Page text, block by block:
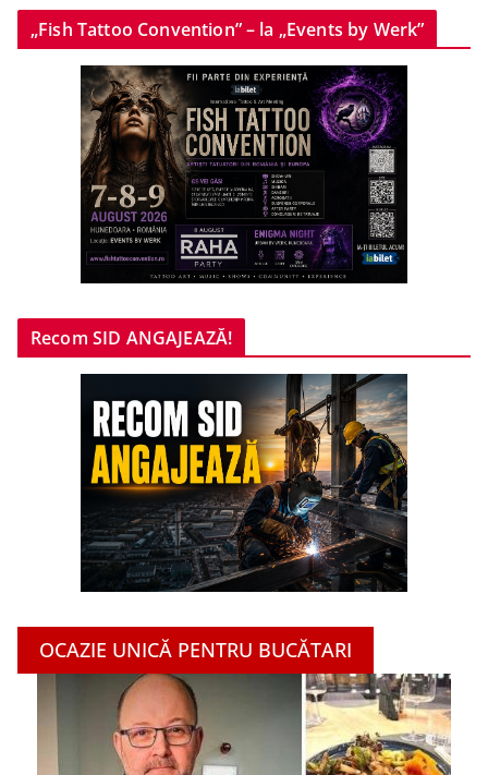
„Fish Tattoo Convention” – la „Events by Werk”
Recom SID ANGAJEAZĂ!
OCAZIE UNICĂ PENTRU BUCĂTARI